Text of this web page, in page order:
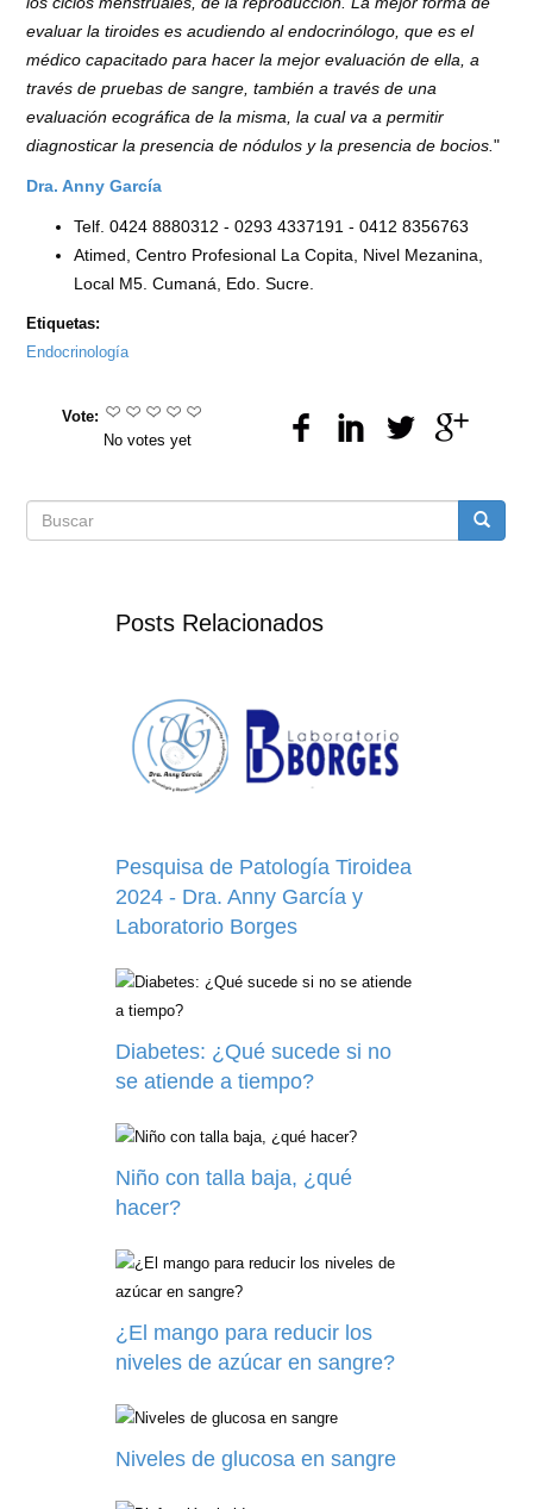
evaluar la tiroides es acudiendo al endocrinólogo, que es el
médico capacitado para hacer la mejor evaluación de ella, a
través de pruebas de sangre, también a través de una
evaluación ecográfica de la misma, la cual va a permitir
diagnosticar la presencia de nódulos y la presencia de bocios."
Dra. Anny García
Telf. 0424 8880312 - 0293 4337191 - 0412 8356763
Atimed, Centro Profesional La Copita, Nivel Mezanina,
Local M5. Cumaná, Edo. Sucre.
Etiquetas:
Endocrinología
Vote:
No votes yet
Formulario
búsqueda
Posts Relacionados
Pesquisa de Patología Tiroidea
2024 - Dra. Anny García y
Laboratorio Borges
Diabetes: ¿Qué sucede si no
se atiende a tiempo?
Niño con talla baja, ¿qué
hacer?
¿El mango para reducir los
niveles de azúcar en sangre?
Niveles de glucosa en sangre